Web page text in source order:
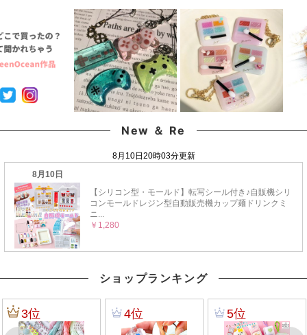
パーツ カシャカシャ シ
ェイカーの中身《選べ
る6種》
ル用品 デコパーツ キラ
キラ カシャカシャ 手芸
《Cタイプ》
ル用品 デコパーツ キラ
キラ カシャカシャ 手芸
《Dタイプ》
New ＆ Re
ショップランキング